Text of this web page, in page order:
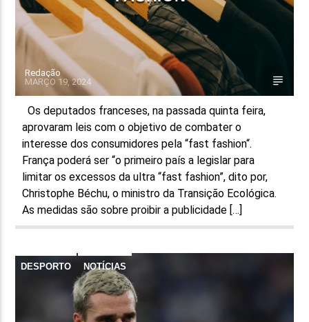
Redação
MARÇO 19, 2024
Os deputados franceses, na passada quinta feira,
aprovaram leis com o objetivo de combater o
interesse dos consumidores pela “fast fashion“.
França poderá ser “o primeiro país a legislar para
limitar os excessos da ultra “fast fashion”, dito por,
Christophe Béchu, o ministro da Transição Ecológica.
As medidas são sobre proibir a publicidade […]
DESPORTO NOTÍCIAS